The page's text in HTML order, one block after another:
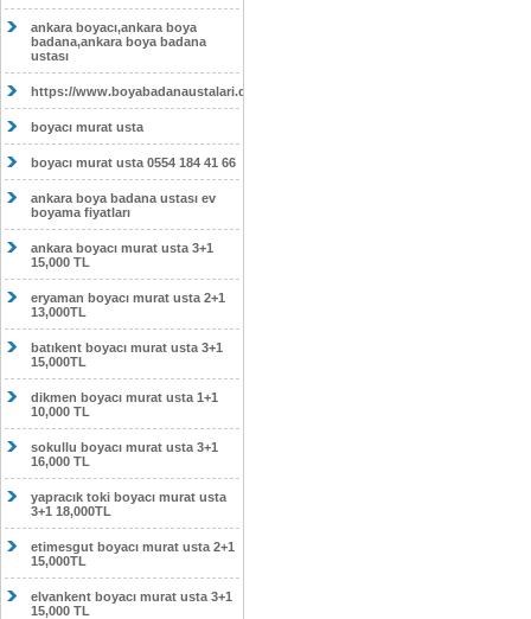
ankara boyacı,ankara boya
badana,ankara boya badana
ustası
https://www.boyabadanaustalari.com/
boyacı murat usta
boyacı murat usta 0554 184 41 66
ankara boya badana ustası ev
boyama fiyatları
ankara boyacı murat usta 3+1
15,000 TL
eryaman boyacı murat usta 2+1
13,000TL
batıkent boyacı murat usta 3+1
15,000TL
dikmen boyacı murat usta 1+1
10,000 TL
sokullu boyacı murat usta 3+1
16,000 TL
yapracık toki boyacı murat usta
3+1 18,000TL
etimesgut boyacı murat usta 2+1
15,000TL
elvankent boyacı murat usta 3+1
15,000 TL